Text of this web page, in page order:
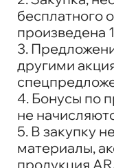
бесплатного
произведена
3.
другими
4. Бонусы по
не
5. В закупку
материалы,
продукция